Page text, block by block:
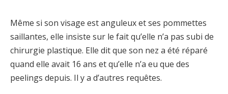
Même si son visage est anguleux et ses pommettes
saillantes, elle insiste sur le fait qu’elle n’a pas subi de
chirurgie plastique. Elle dit que son nez a été réparé
quand elle avait 16 ans et qu’elle n’a eu que des
peelings depuis. Il y a d’autres requêtes.